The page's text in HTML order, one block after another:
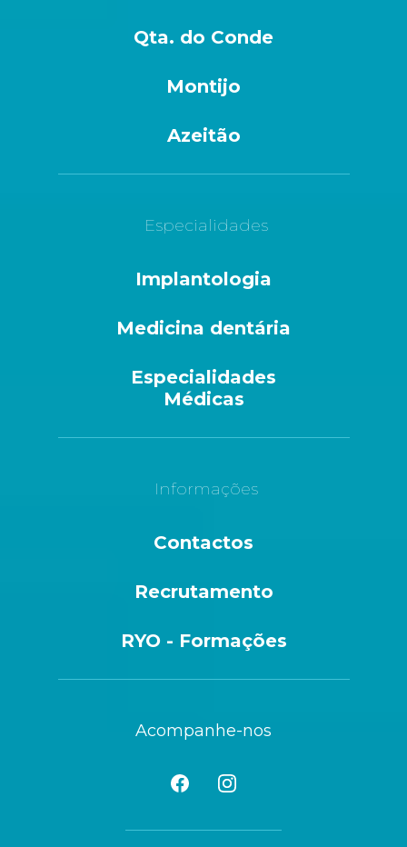
Qta. do Conde
Montijo
Azeitão
Especialidades
Implantologia
Medicina dentária
Especialidades
Médicas
Informações
Contactos
Recrutamento
RYO - Formações
Acompanhe-nos